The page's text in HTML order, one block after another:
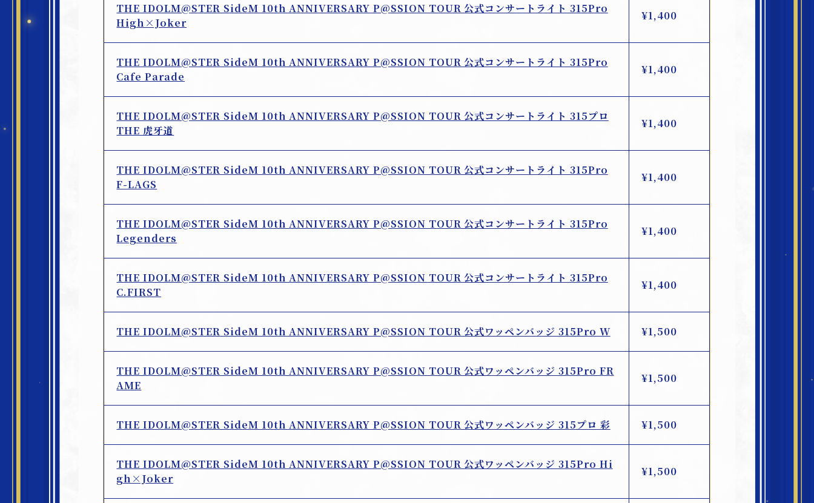
THE IDOLM@STER SideM 10th ANNIVERSARY P@SSION TOUR 公式コンサートライト 315Pro
High×Joker
¥1,400
THE IDOLM@STER SideM 10th ANNIVERSARY P@SSION TOUR 公式コンサートライト 315Pro
Cafe Parade
¥1,400
THE IDOLM@STER SideM 10th ANNIVERSARY P@SSION TOUR 公式コンサートライト 315プロ
THE 虎牙道
¥1,400
THE IDOLM@STER SideM 10th ANNIVERSARY P@SSION TOUR 公式コンサートライト 315Pro
F-LAGS
¥1,400
THE IDOLM@STER SideM 10th ANNIVERSARY P@SSION TOUR 公式コンサートライト 315Pro
Legenders
¥1,400
THE IDOLM@STER SideM 10th ANNIVERSARY P@SSION TOUR 公式コンサートライト 315Pro
C.FIRST
¥1,400
THE IDOLM@STER SideM 10th ANNIVERSARY P@SSION TOUR 公式ワッペンバッジ 315Pro W ¥1,500
THE IDOLM@STER SideM 10th ANNIVERSARY P@SSION TOUR 公式ワッペンバッジ 315Pro FR
AME
¥1,500
THE IDOLM@STER SideM 10th ANNIVERSARY P@SSION TOUR 公式ワッペンバッジ 315プロ 彩 ¥1,500
THE IDOLM@STER SideM 10th ANNIVERSARY P@SSION TOUR 公式ワッペンバッジ 315Pro Hi
gh×Joker
¥1,500